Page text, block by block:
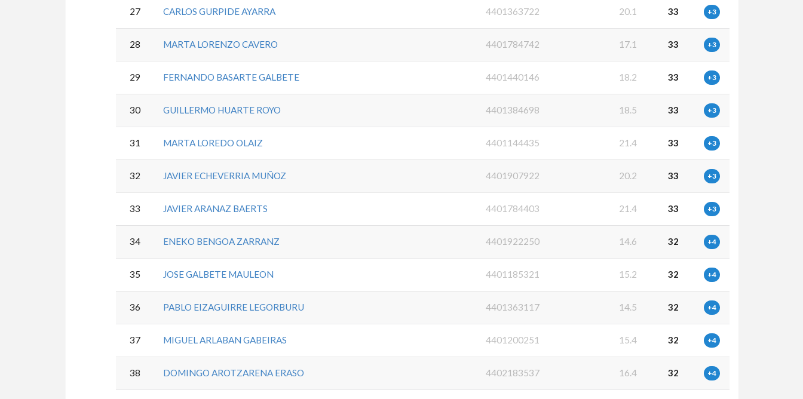
27 CARLOS GURPIDE AYARRA 4401363722 20.1 33 +3
28 MARTA LORENZO CAVERO 4401784742 17.1 33 +3
29 FERNANDO BASARTE GALBETE 4401440146 18.2 33 +3
30 GUILLERMO HUARTE ROYO 4401384698 18.5 33 +3
31 MARTA LOREDO OLAIZ 4401144435 21.4 33 +3
32 JAVIER ECHEVERRIA MUÑOZ 4401907922 20.2 33 +3
33 JAVIER ARANAZ BAERTS 4401784403 21.4 33 +3
34 ENEKO BENGOA ZARRANZ 4401922250 14.6 32 +4
35 JOSE GALBETE MAULEON 4401185321 15.2 32 +4
36 PABLO EIZAGUIRRE LEGORBURU 4401363117 14.5 32 +4
37 MIGUEL ARLABAN GABEIRAS 4401200251 15.4 32 +4
38 DOMINGO AROTZARENA ERASO 4402183537 16.4 32 +4